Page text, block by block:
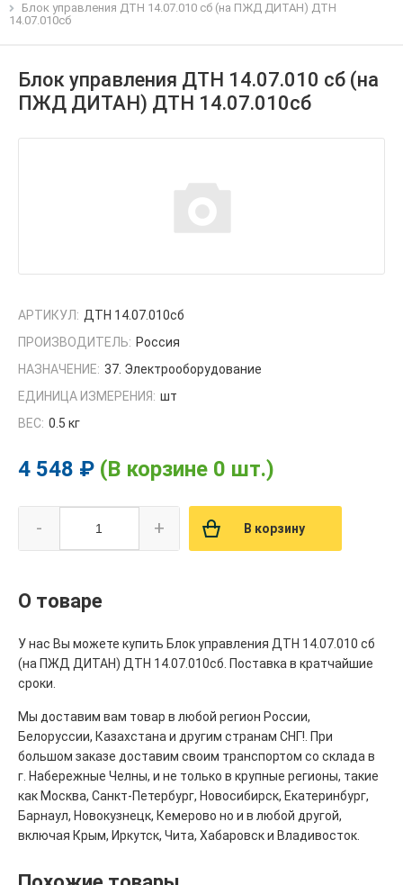
Блок управления ДТН 14.07.010 сб (на ПЖД ДИТАН) ДТН
14.07.010сб
Блок управления ДТН 14.07.010 сб (на
ПЖД ДИТАН) ДТН 14.07.010сб
АРТИКУЛ: ДТН 14.07.010сб
ПРОИЗВОДИТЕЛЬ: Россия
НАЗНАЧЕНИЕ: 37. Электрооборудование
ЕДИНИЦА ИЗМЕРЕНИЯ: шт
ВЕС: 0.5 кг
4 548 ₽ (В корзине 0 шт.)
- + В корзину
О товаре
У нас Вы можете купить Блок управления ДТН 14.07.010 сб
(на ПЖД ДИТАН) ДТН 14.07.010сб. Поставка в кратчайшие
сроки.
Мы доставим вам товар в любой регион России,
Белоруссии, Казахстана и другим странам СНГ!. При
большом заказе доставим своим транспортом со склада в
г. Набережные Челны, и не только в крупные регионы, такие
как Москва, Санкт-Петербург, Новосибирск, Екатеринбург,
Барнаул, Новокузнецк, Кемерово но и в любой другой,
включая Крым, Иркутск, Чита, Хабаровск и Владивосток.